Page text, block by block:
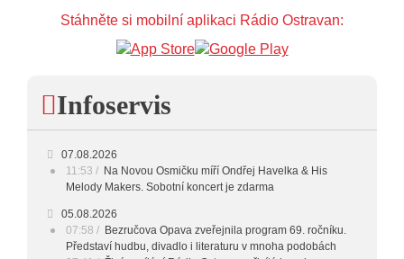
17:00 - 18:00 HODINA S VĚRKOU
18:00 - 19:00 HODINA S JARKEM
20:00 - 23:00 VEČERNÍ MIX
23:00 - 00:00
Stáhněte si mobilní aplikaci Rádio Ostravan:
Infoservis
07.08.2026
11:53
Na Novou Osmičku míří Ondřej Havelka & His
Melody Makers. Sobotní koncert je zdarma
05.08.2026
07:58
Bezručova Opava zveřejnila program 69. ročníku.
Představí hudbu, divadlo i literaturu v mnoha podobách